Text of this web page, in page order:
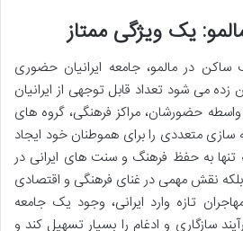
یک ویژگی ممتاز
در مالمو، جامعه ایرانیان حضوری
می شود تعداد قابل توجهی از ایرانیان
حضورشان، مراکز فرهنگی، گروه های
متعددی را برای هموطنان خود ایجاد
تنها به حفظ فرهنگ و سنت های ایرانی در
نقش مهمی در غنای فرهنگی و اقتصادی
تازه وارد ایرانی، وجود یک جامعه
سازگاری و ادغام را بسیار تسهیل کند و